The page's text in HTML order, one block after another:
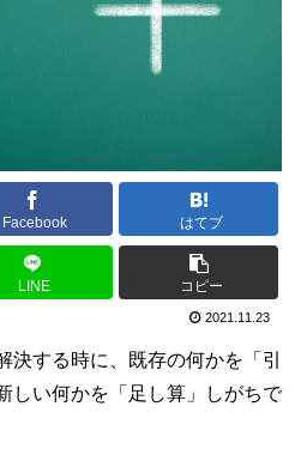
Facebook はてブ
LINE コピー
2021.11.23
決する時に、既存の何かを「引
しい何かを「足し算」しがちで